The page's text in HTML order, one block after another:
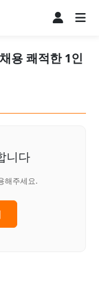
용 쾌적한 1인
니다
해주세요.